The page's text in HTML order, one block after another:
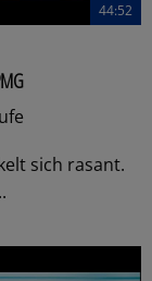
44:52
sich rasant.